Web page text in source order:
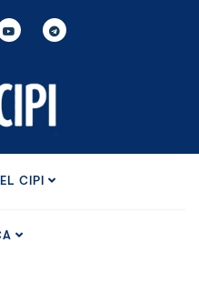
EL CIPI